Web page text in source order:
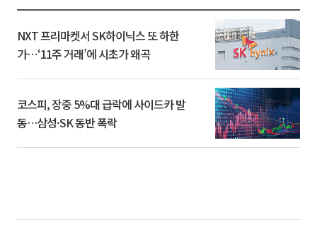
NXT 프리마켓서 SK하이닉스 또 하한
가⋯‘11주 거래’에 시초가 왜곡
코스피, 장중 5%대 급락에 사이드카 발
동…삼성·SK 동반 폭락